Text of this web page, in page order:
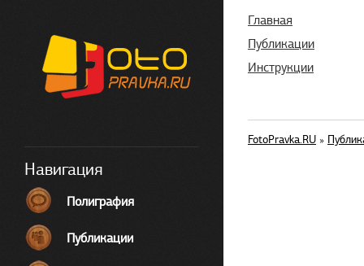
Навигация
Полиграфия
Публикации
Главная
Публикации
Инструкции
FotoPravka.RU »